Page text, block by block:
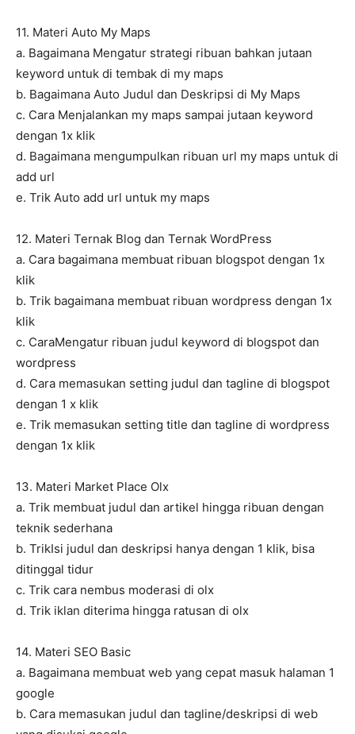
11. Materi Auto My Maps
a. Bagaimana Mengatur strategi ribuan bahkan jutaan
keyword untuk di tembak di my maps
b. Bagaimana Auto Judul dan Deskripsi di My Maps
c. Cara Menjalankan my maps sampai jutaan keyword
dengan 1x klik
d. Bagaimana mengumpulkan ribuan url my maps untuk di
add url
e. Trik Auto add url untuk my maps
12. Materi Ternak Blog dan Ternak WordPress
a. Cara bagaimana membuat ribuan blogspot dengan 1x
klik
b. Trik bagaimana membuat ribuan wordpress dengan 1x
klik
c. CaraMengatur ribuan judul keyword di blogspot dan
wordpress
d. Cara memasukan setting judul dan tagline di blogspot
dengan 1 x klik
e. Trik memasukan setting title dan tagline di wordpress
dengan 1x klik
13. Materi Market Place Olx
a. Trik membuat judul dan artikel hingga ribuan dengan
teknik sederhana
b. TrikIsi judul dan deskripsi hanya dengan 1 klik, bisa
ditinggal tidur
c. Trik cara nembus moderasi di olx
d. Trik iklan diterima hingga ratusan di olx
14. Materi SEO Basic
a. Bagaimana membuat web yang cepat masuk halaman 1
google
b. Cara memasukan judul dan tagline/deskripsi di web